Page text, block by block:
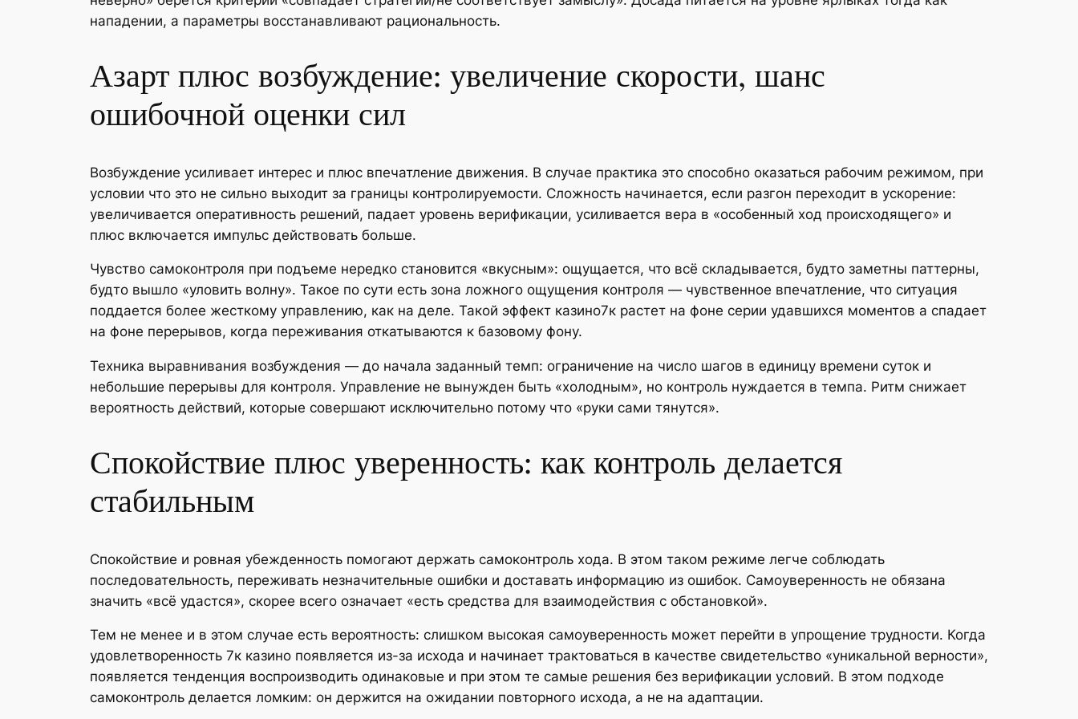
нападении, а параметры восстанавливают рациональность.
Азарт плюс возбуждение: увеличение скорости, шанс
ошибочной оценки сил
Возбуждение усиливает интерес и плюс впечатление движения. В случае практика это способно оказаться рабочим режимом, при
условии что это не сильно выходит за границы контролируемости. Сложность начинается, если разгон переходит в ускорение:
увеличивается оперативность решений, падает уровень верификации, усиливается вера в «особенный ход происходящего» и
плюс включается импульс действовать больше.
Чувство самоконтроля при подъеме нередко становится «вкусным»: ощущается, что всё складывается, будто заметны паттерны,
будто вышло «уловить волну». Такое по сути есть зона ложного ощущения контроля — чувственное впечатление, что ситуация
поддается более жесткому управлению, как на деле. Такой эффект казино7к растет на фоне серии удавшихся моментов а спадает
на фоне перерывов, когда переживания откатываются к базовому фону.
Техника выравнивания возбуждения — до начала заданный темп: ограничение на число шагов в единицу времени суток и
небольшие перерывы для контроля. Управление не вынужден быть «холодным», но контроль нуждается в темпа. Ритм снижает
вероятность действий, которые совершают исключительно потому что «руки сами тянутся».
Спокойствие плюс уверенность: как контроль делается
стабильным
Спокойствие и ровная убежденность помогают держать самоконтроль хода. В этом таком режиме легче соблюдать
последовательность, переживать незначительные ошибки и доставать информацию из ошибок. Самоуверенность не обязана
значить «всё удастся», скорее всего означает «есть средства для взаимодействия с обстановкой».
Тем не менее и в этом случае есть вероятность: слишком высокая самоуверенность может перейти в упрощение трудности. Когда
удовлетворенность 7к казино появляется из-за исхода и начинает трактоваться в качестве свидетельство «уникальной верности»,
появляется тенденция воспроизводить одинаковые и при этом те самые решения без верификации условий. В этом подходе
самоконтроль делается ломким: он держится на ожидании повторного исхода, а не на адаптации.